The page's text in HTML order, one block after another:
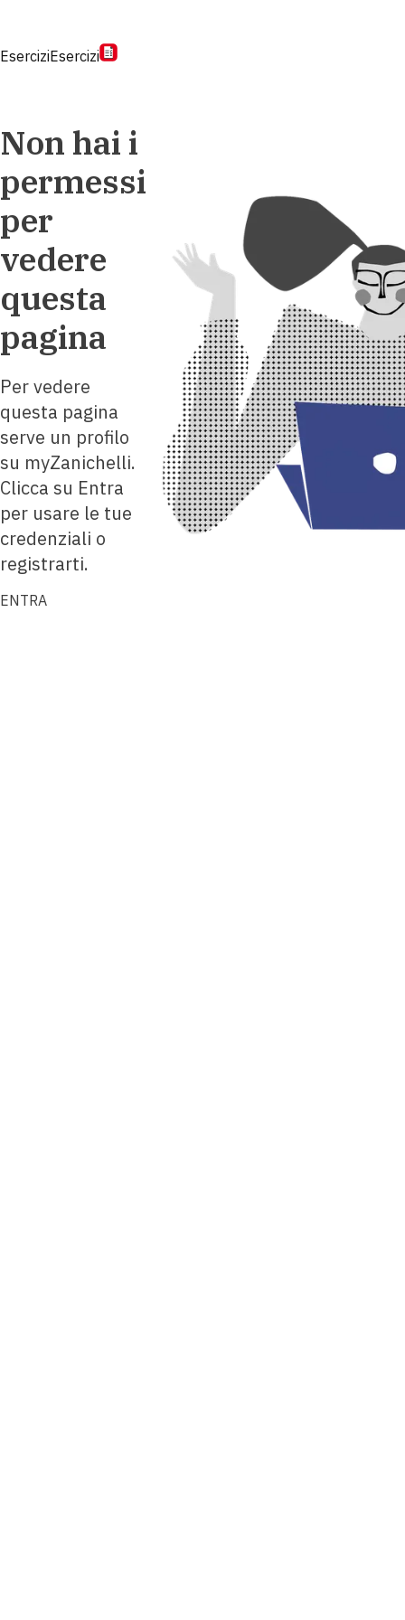
EserciziEsercizi
Non hai i
permessi
per
vedere
questa
pagina
Per vedere
questa pagina
serve un profilo
su myZanichelli.
Clicca su Entra
per usare le tue
credenziali o
registrarti.
ENTRA